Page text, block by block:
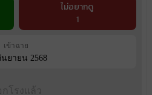
ไม่อยากดู
1
เข้าฉาย
นยายน 2568